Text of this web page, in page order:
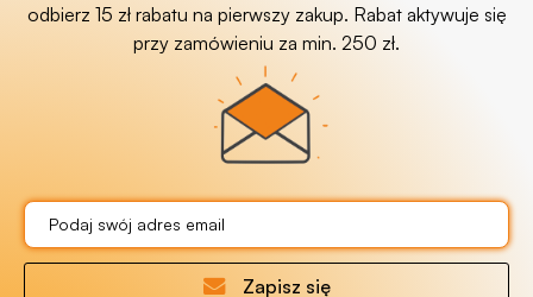
odbierz 15 zł rabatu na pierwszy zakup. Rabat aktywuje się
przy zamówieniu za min. 250 zł.
Zapisz się